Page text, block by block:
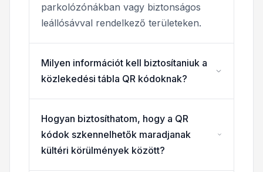
parkolózónákban vagy biztonságos
leállósávval rendelkező területeken.
Milyen információt kell biztosítaniuk a
közlekedési tábla QR kódoknak?
Hogyan biztosíthatom, hogy a QR
kódok szkennelhetők maradjanak
kültéri körülmények között?